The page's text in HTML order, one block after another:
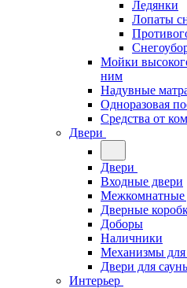
Ледянки
Лопаты
Мойки
ним
Надувные
Одноразовая
Средства от
Двери
Двери
Входные двери
Межкомнатные
Дверные
Доборы
Наличники
Механизмы для
Двери для
Интерьер